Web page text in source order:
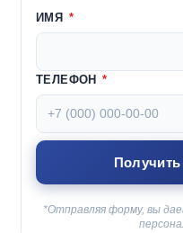
ИМЯ *
ТЕЛЕФОН *
*Отправляя форму, вы